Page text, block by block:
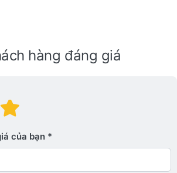
hàng đáng giá
Đánh giá: 4 trên 5
giá: 3 trên 5 sao.
2 trên 5 sao.
1 trên 5 sao. Xấu
của bạn